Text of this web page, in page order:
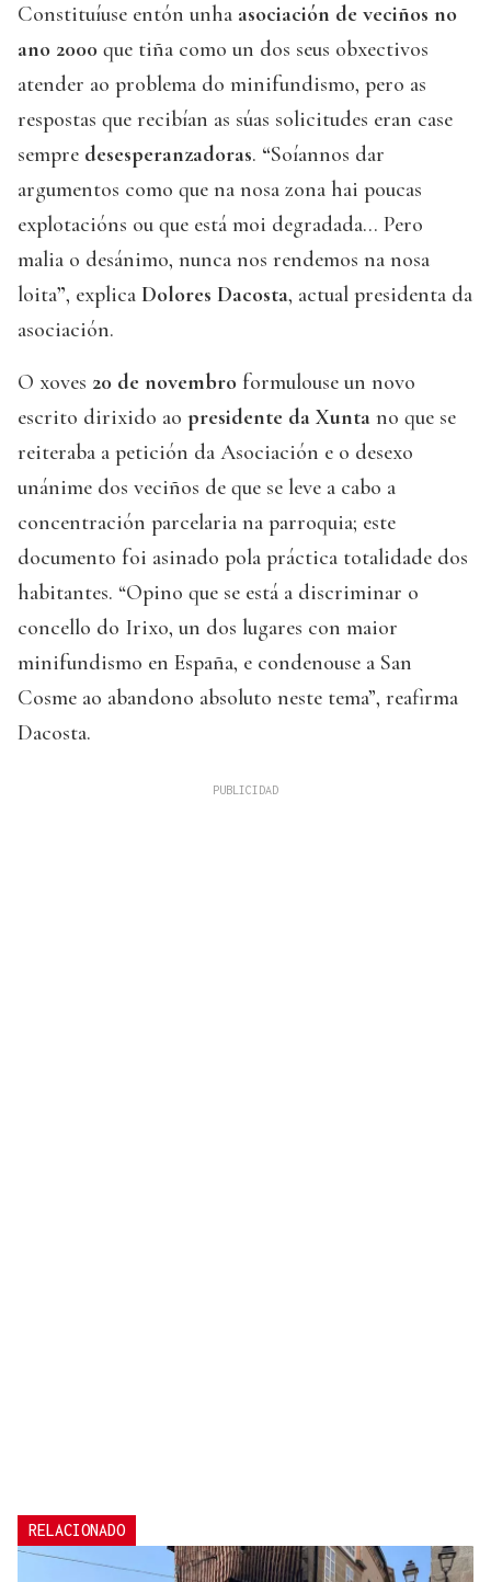
Constituíuse entón unha asociación de veciños no
ano 2000 que tiña como un dos seus obxectivos
atender ao problema do minifundismo, pero as
respostas que recibían as súas solicitudes eran case
sempre desesperanzadoras. “Soíannos dar
argumentos como que na nosa zona hai poucas
explotacións ou que está moi degradada... Pero
malia o desánimo, nunca nos rendemos na nosa
loita”, explica Dolores Dacosta, actual presidenta da
asociación.
O xoves 20 de novembro formulouse un novo
escrito dirixido ao presidente da Xunta no que se
reiteraba a petición da Asociación e o desexo
unánime dos veciños de que se leve a cabo a
concentración parcelaria na parroquia; este
documento foi asinado pola práctica totalidade dos
habitantes. “Opino que se está a discriminar o
concello do Irixo, un dos lugares con maior
minifundismo en España, e condenouse a San
Cosme ao abandono absoluto neste tema”, reafirma
Dacosta.
RELACIONADO